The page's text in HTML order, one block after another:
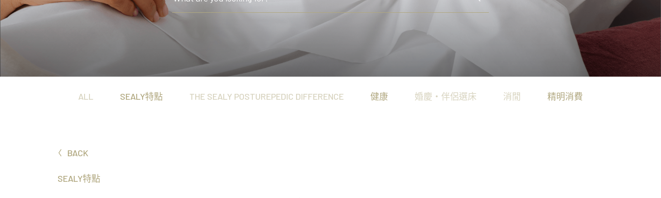
以專利科技打造持久的舒適承托，是物超所值之選。
Hotel Collection
無論在家在外，都擁有宛如身處5星級酒店的豪華睡眠體驗。
置身五星級酒店般的至尊體驗，沉浸於極致奢華的酣眠享受。
完美平衡舒適與承托，滿足各種需要。
Prestige Collection
無與倫比的舒適愜意，締造平易近人的奢華體驗。
Connoisseur Collection
澳洲製造、體現突破性睡眠科技的睡眠藝術，為您帶來奢適的酣睡時光。
ALL SEALY特點 THE SEALY POSTUREPEDIC DIFFERENCE 健康 婚慶‧伴侶選床 消閒 精明消費
BACK
SEALY特點